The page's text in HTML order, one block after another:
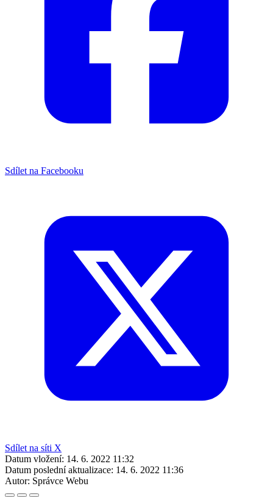
Sdílet na Facebooku
Sdílet na síti X
Datum vložení: 14. 6. 2022 11:32
Datum poslední aktualizace: 14. 6. 2022 11:36
Autor: Správce Webu